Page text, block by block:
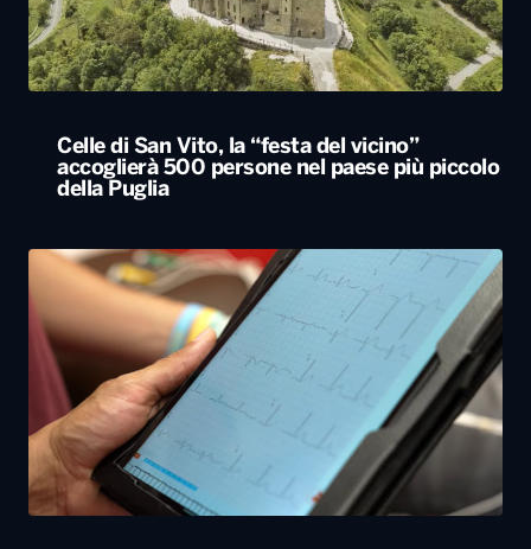
Celle di San Vito, la “festa del vicino”
accoglierà 500 persone nel paese più piccolo
della Puglia